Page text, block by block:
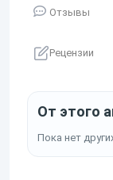
Отзывы
Рецензии
От этого
Пока нет